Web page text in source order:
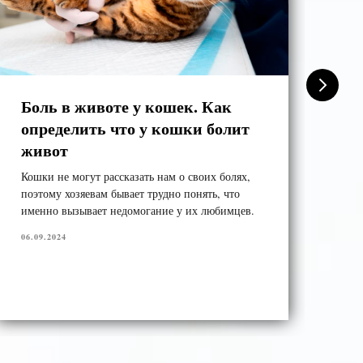
Боль в животе у кошек. Как
определить что у кошки болит
живот
Кошки не могут рассказать нам о своих болях,
поэтому хозяевам бывает трудно понять, что
именно вызывает недомогание у их любимцев.
06.09.2024